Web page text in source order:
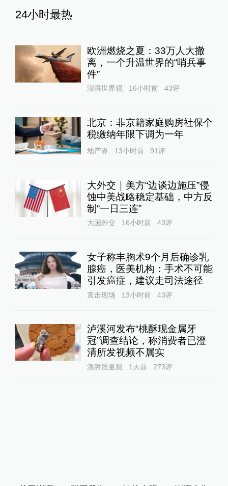
24小时最热
欧洲燃烧之夏：33万人大撤
离，一个升温世界的“哨兵事
件”
澎湃世界观 16小时前 43评
北京：非京籍家庭购房社保个
税缴纳年限下调为一年
地产界 13小时前 91评
大外交｜美方“边谈边施压”侵
蚀中美战略稳定基础，中方反
制“一日三连”
大国外交 16小时前 43评
女子称丰胸术9个月后确诊乳
腺癌，医美机构：手术不可能
引发癌症，建议走司法途径
直击现场 13小时前 43评
泸溪河发布“桃酥现金属牙
冠”调查结论，称消费者已澄
清所发视频不属实
澎湃质量观 1天前 273评